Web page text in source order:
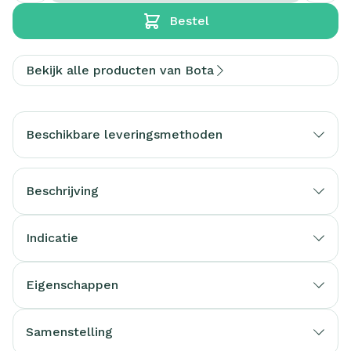
Bestel
Bekijk alle producten van Bota
Beschikbare leveringsmethoden
Beschrijving
Indicatie
Eigenschappen
Samenstelling